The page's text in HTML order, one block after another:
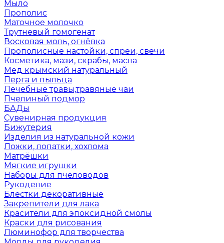
Мыло
Прополис
Маточное молочко
Трутневый гомогенат
Восковая моль, огнёвка
Прополисные настойки, спреи, свечи
Косметика, мази, скрабы, масла
Мед крымский натуральный
Перга и пыльца
Лечебные травы,травяные чаи
Пчелиный подмор
БАДы
Сувенирная продукция
Бижутерия
Изделия из натуральной кожи
Ложки, лопатки, хохлома
Матрёшки
Мягкие игрушки
Наборы для пчеловодов
Рукоделие
Блестки декоративные
Закрепители для лака
Красители для эпоксидной смолы
Краски для рисования
Люминофор для творчества